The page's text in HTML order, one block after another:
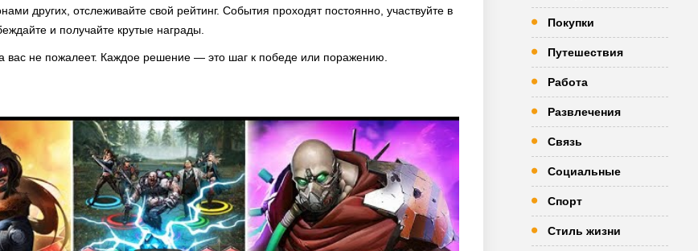
других, отслеживайте свой рейтинг. События проходят постоянно, участвуйте в
и получайте крутые награды.
вас не пожалеет. Каждое решение — это шаг к победе или поражению.
Покупки
Путешествия
Работа
Развлечения
Связь
Социальные
Спорт
Стиль жизни